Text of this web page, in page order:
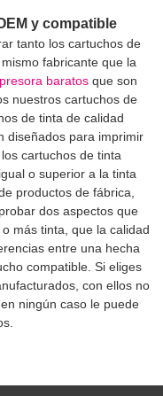
y compatible
tanto los cartuchos de
fabricante que la
baratos que son
nuestros cartuchos de
de tinta de calidad
diseñados para imprimir
cartuchos de tinta
o superior a la tinta
productos de fábrica,
dos aspectos que
más tinta, que la calidad
entre una hecha
compatible. Si eliges
con ellos no
ningún caso le puede